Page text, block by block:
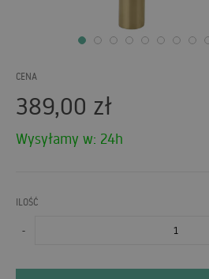
CENA
389,00 zł
Wysyłamy w: 24h
ILOŚĆ
-